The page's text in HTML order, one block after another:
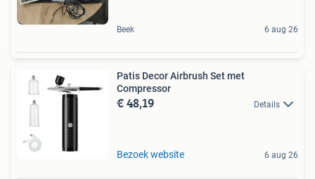
Beek 6 aug 26
Patis Decor Airbrush Set met
Compressor
€ 48,19 Details
Bezoek website 6 aug 26